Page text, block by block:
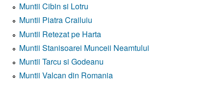
Muntii Cibin si Lotru
Muntii Piatra Crailuiu
Muntii Retezat pe Harta
Muntii Stanisoarei Munceii Neamtului
Muntii Tarcu si Godeanu
Muntii Valcan din Romania